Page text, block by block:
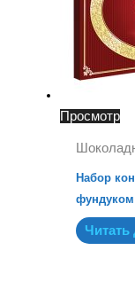
Просмотр
Набор
фундуком
Читать